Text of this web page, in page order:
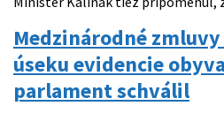
Medzinárodné
úseku evidencie
parlament schválil